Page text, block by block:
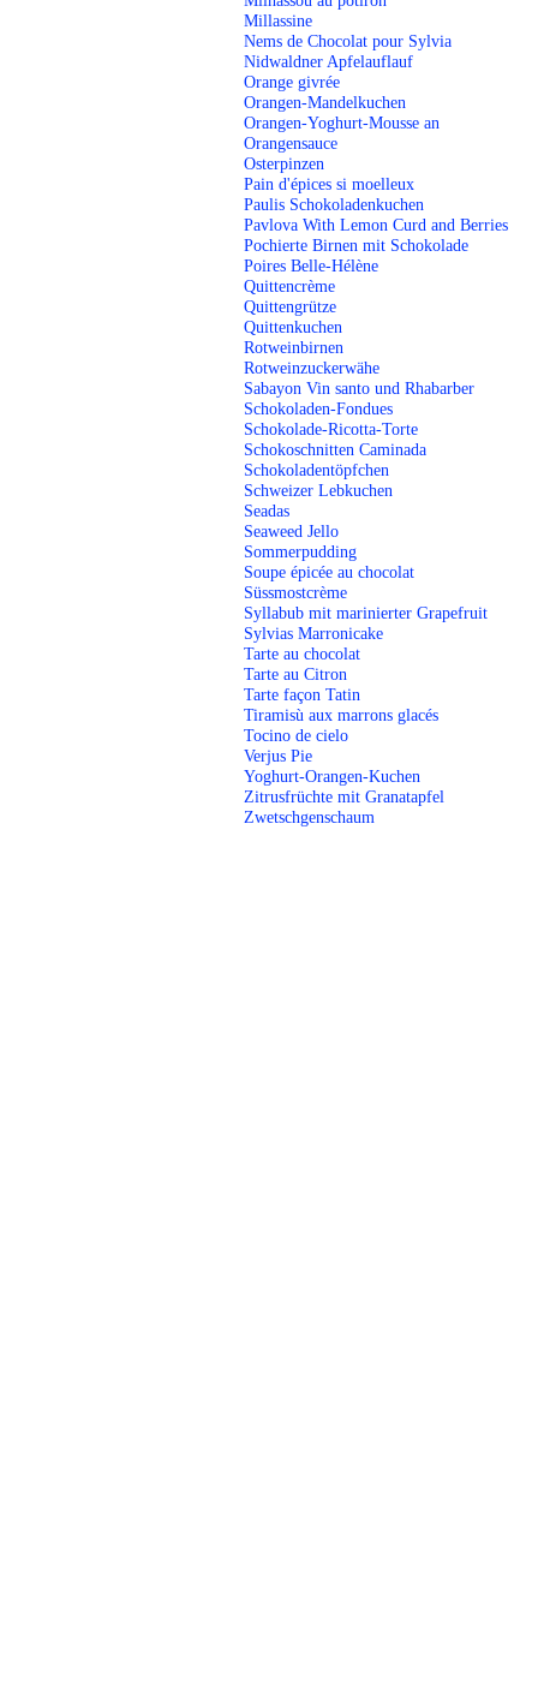
Millassine
Nems de Chocolat pour Sylvia
Nidwaldner Apfelauflauf
Orange givrée
Orangen-Mandelkuchen
Orangen-Yoghurt-Mousse an
Orangensauce
Osterpinzen
Pain d'épices si moelleux
Paulis Schokoladenkuchen
Pavlova With Lemon Curd and Berries
Pochierte Birnen mit Schokolade
Poires Belle-Hélène
Quittencrème
Quittengrütze
Quittenkuchen
Rotweinbirnen
Rotweinzuckerwähe
Sabayon Vin santo und Rhabarber
Schokoladen-Fondues
Schokolade-Ricotta-Torte
Schokoschnitten Caminada
Schokoladentöpfchen
Schweizer Lebkuchen
Seadas
Seaweed Jello
Sommerpudding
Soupe épicée au chocolat
Süssmostcrème
Syllabub mit marinierter Grapefruit
Sylvias Marronicake
Tarte au chocolat
Tarte au Citron
Tarte façon Tatin
Tiramisù aux marrons glacés
Tocino de cielo
Verjus Pie
Yoghurt-Orangen-Kuchen
Zitrusfrüchte mit Granatapfel
Zwetschgenschaum